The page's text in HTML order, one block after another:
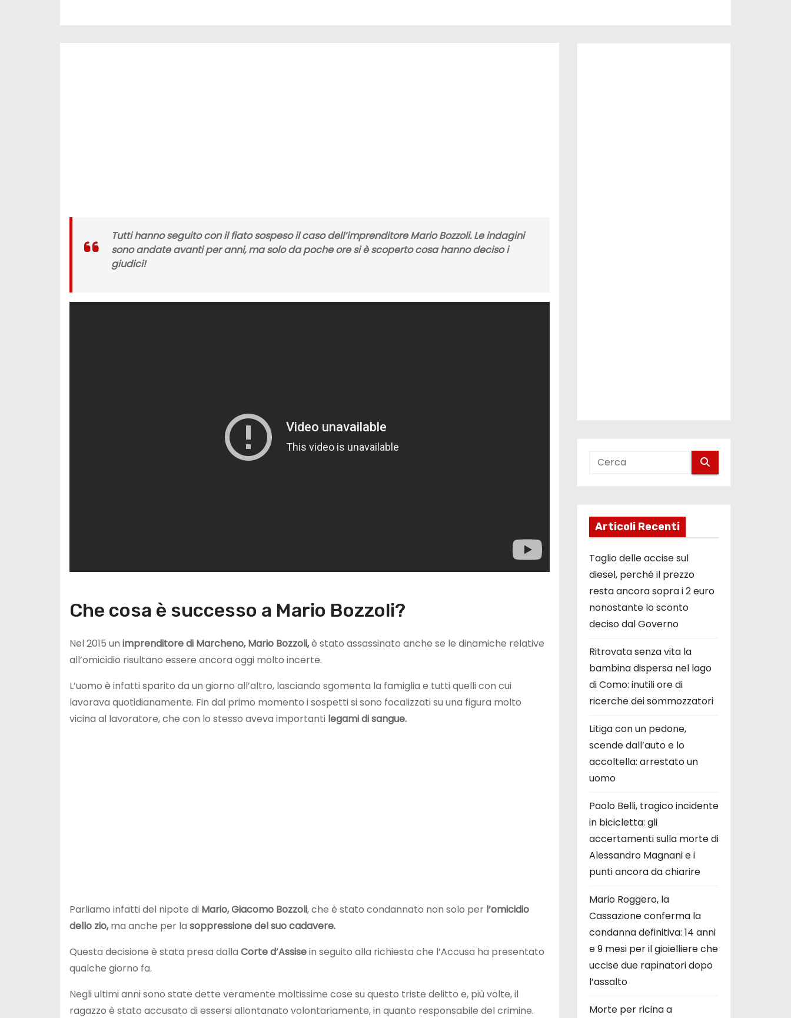
Tutti hanno seguito con il fiato sospeso il caso dell’imprenditore Mario Bozzoli. Le indagini
sono andate avanti per anni, ma solo da poche ore si è scoperto cosa hanno deciso i
giudici!
Che cosa è successo a Mario Bozzoli?
Nel 2015 un imprenditore di Marcheno, Mario Bozzoli,è stato assassinato anche se le dinamiche relative
all’omicidio risultano essere ancora oggi molto incerte.
L’uomo è infatti sparito da un giorno all’altro, lasciando sgomenta la famiglia e tutti quelli con cui
lavorava quotidianamente. Fin dal primo momento i sospetti si sono focalizzati su una figura molto
vicina al lavoratore, che con lo stesso aveva importanti legami di sangue.
Parliamo infatti del nipote di Mario,Giacomo Bozzoli, che è stato condannato non solo per l’omicidio
dello zio,ma anche per la soppressione del suo cadavere.
Questa decisione è stata presa dalla Corte d’Assisein seguito alla richiesta che l’Accusa ha presentato
qualche giorno fa.
Negli ultimi anni sono state dette veramente moltissime cose su questo triste delitto e, più volte, il
ragazzo è stato accusato di essersi allontanato volontariamente, in quanto responsabile del crimine.
Articoli Recenti
Taglio delle accise sul
diesel, perché il prezzo
resta ancora sopra i 2 euro
nonostante lo sconto
deciso dal Governo
Ritrovata senza vita la
bambina dispersa nel lago
di Como: inutili ore di
ricerche dei sommozzatori
Litiga con un pedone,
scende dall’auto e lo
accoltella: arrestato un
uomo
Paolo Belli, tragico incidente
in bicicletta: gli
accertamenti sulla morte di
Alessandro Magnani e i
punti ancora da chiarire
Mario Roggero, la
Cassazione conferma la
condanna definitiva: 14 anni
e 9 mesi per il gioielliere che
uccise due rapinatori dopo
l’assalto
Morte per ricina a